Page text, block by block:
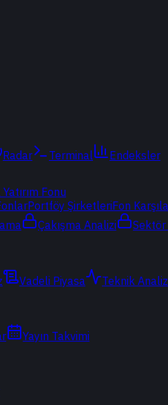
Radar Terminal Endeksler
Fonu
Portföy ŞirketleriFon
Çakışma Analizi Sektör
Vadeli Piyasa Teknik Analiz
Yayın Takvimi